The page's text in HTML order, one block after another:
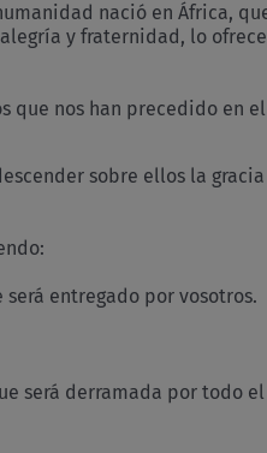
nació en África,
y fraternidad, lo
que nos han precedido en
sobre ellos la
entregado por vosotros.
será derramada por todo